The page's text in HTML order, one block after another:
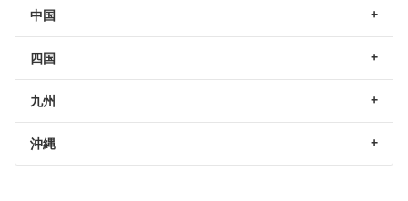
中国
四国
九州
沖縄